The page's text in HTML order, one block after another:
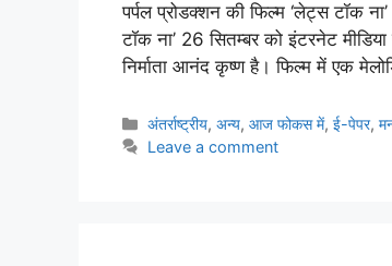
पर्पल प्रोडक्शन की फिल्म ‘लेट्स टॉक
टॉक ना’ 26 सितम्बर को इंटरनेट
निर्माता आनंद कृष्ण है। फिल्म में एक
अंतर्राष्ट्रीय,अन्य,आज फोकस में,ई-पेपर,
Leave a comment